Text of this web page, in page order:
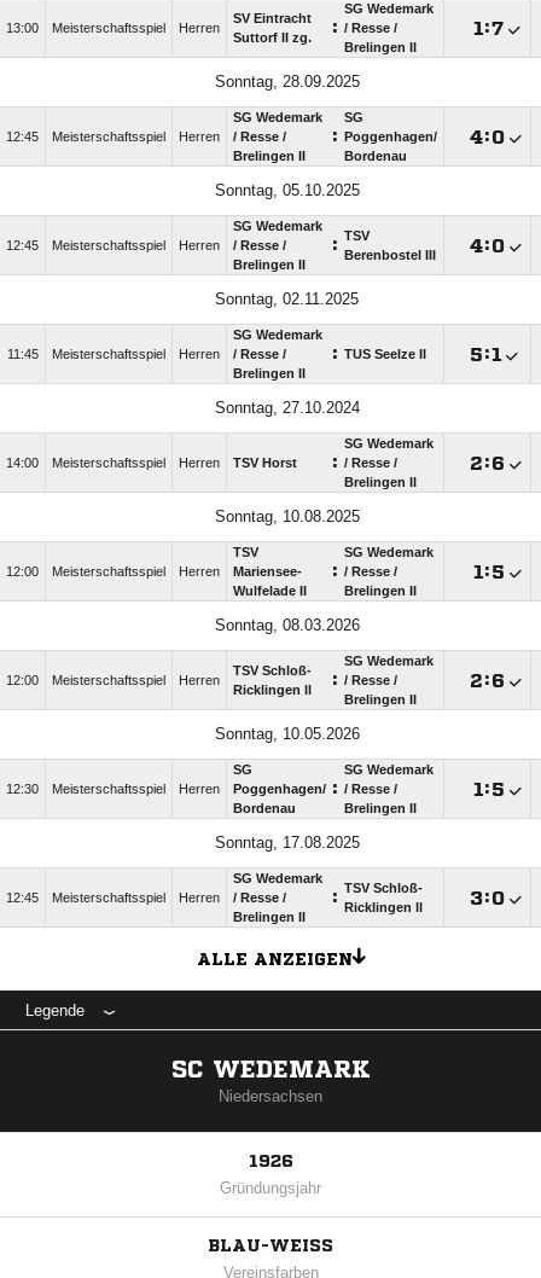
13:00 Meisterschaftsspiel Herren
SV Eintracht
Suttorf II zg.
:
SG Wedemark
/​ Resse /​
Brelingen II
:
Sonntag, 28.09.2025
12:45 Meisterschaftsspiel Herren
SG Wedemark
/​ Resse /​
Brelingen II
:
SG
Poggenhagen/​
Bordenau
:
Sonntag, 05.10.2025
12:45 Meisterschaftsspiel Herren
SG Wedemark
/​ Resse /​
Brelingen II
: TSV
Berenbostel III
:
Sonntag, 02.11.2025
11:45 Meisterschaftsspiel Herren
SG Wedemark
/​ Resse /​
Brelingen II
: TUS Seelze II :
Sonntag, 27.10.2024
14:00 Meisterschaftsspiel Herren TSV Horst :
SG Wedemark
/​ Resse /​
Brelingen II
:
Sonntag, 10.08.2025
12:00 Meisterschaftsspiel Herren
TSV
Mariensee-
Wulfelade II
:
SG Wedemark
/​ Resse /​
Brelingen II
:
Sonntag, 08.03.2026
12:00 Meisterschaftsspiel Herren
TSV Schloß-
Ricklingen ll
:
SG Wedemark
/​ Resse /​
Brelingen II
:
Sonntag, 10.05.2026
12:30 Meisterschaftsspiel Herren
SG
Poggenhagen/​
Bordenau
:
SG Wedemark
/​ Resse /​
Brelingen II
:
Sonntag, 17.08.2025
12:45 Meisterschaftsspiel Herren
SG Wedemark
/​ Resse /​
Brelingen II
: TSV Schloß-
Ricklingen ll
:
ALLE ANZEIGEN
Legende
SC WEDEMARK
Niedersachsen
1926
Gründungsjahr
BLAU-WEISS
Vereinsfarben